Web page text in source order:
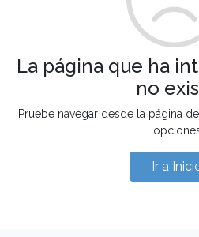
La página que ha
no
Pruebe navegar desde la página
Ir a